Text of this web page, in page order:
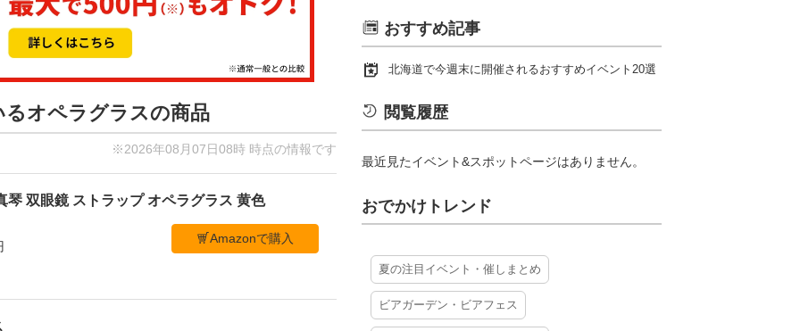
オペラグラスの商品
※2026年08月07日08時 時点の情報です
琴 双眼鏡 ストラップ オペラグラス 黄色
Amazonで購入
おすすめ記事
北海道で今週末に開催されるおすすめイベント20選
閲覧履歴
最近見たイベント&スポットページはありません。
おでかけトレンド
夏の注目イベント・催しまとめ
ビアガーデン・ビアフェス